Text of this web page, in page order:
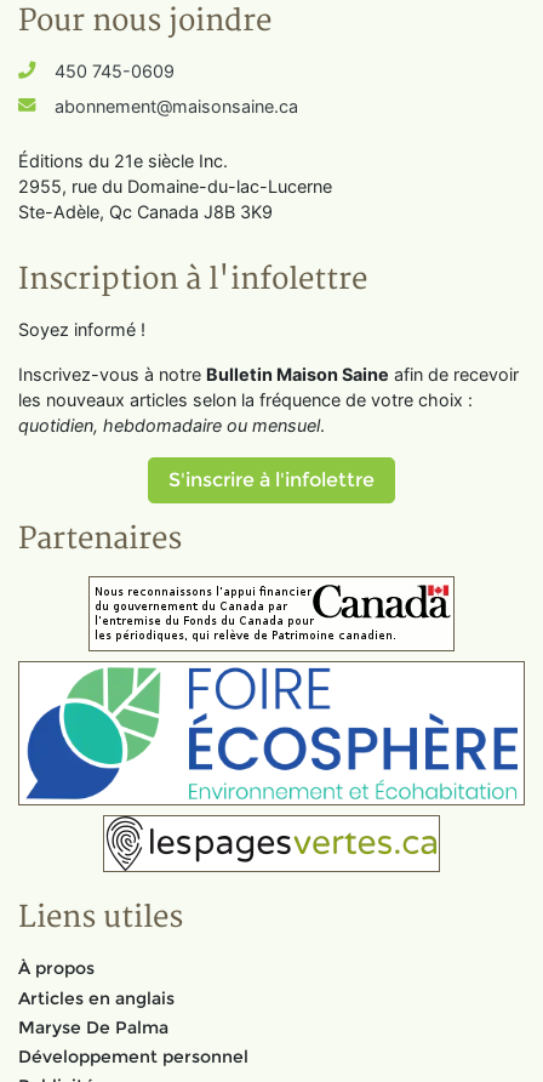
Pour nous joindre
450 745-0609
abonnement@maisonsaine.ca
Éditions du 21e siècle Inc.
2955, rue du Domaine-du-lac-Lucerne
Ste-Adèle, Qc Canada J8B 3K9
Inscription à l'infolettre
Soyez informé !
Inscrivez-vous à notre Bulletin Maison Saine afin de recevoir
les nouveaux articles selon la fréquence de votre choix :
quotidien, hebdomadaire ou mensuel.
S'inscrire à l'infolettre
Partenaires
Liens utiles
À propos
Articles en anglais
Maryse De Palma
Développement personnel